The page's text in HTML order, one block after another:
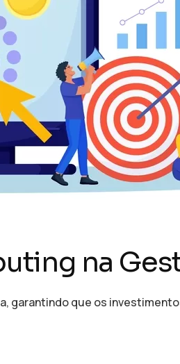
na
garantindo que os